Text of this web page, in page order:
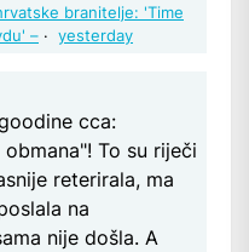
branitelje: 'Time
– · yesterday
cca:
To su riječi
reterirala, ma
na
nije došla. A